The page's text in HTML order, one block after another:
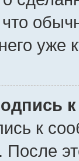
уже
к
После